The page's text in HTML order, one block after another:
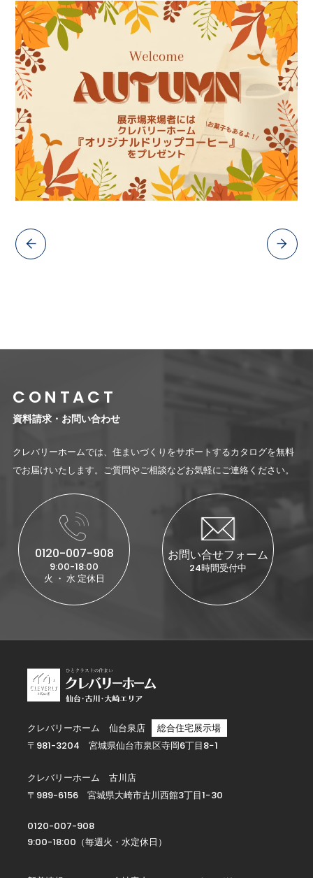
CONTACT
資料請求・お問い合わせ
クレバリーホームでは、住まいづくりをサポートするカタログを無料
でお届けいたします。ご質問やご相談などお気軽にご連絡ください。
0120-007-908
9:00-18:00
火 ・ 水 定休日
お問い合せフォーム
24時間受付中
クレバリーホーム 仙台泉店
総合住宅展示場
〒981-3204 宮城県仙台市泉区寺岡6丁目8−1
クレバリーホーム 古川店
〒989-6156 宮城県大崎市古川西館3丁目1−30
0120-007-908
9:00-18:00（毎週火・水定休日）